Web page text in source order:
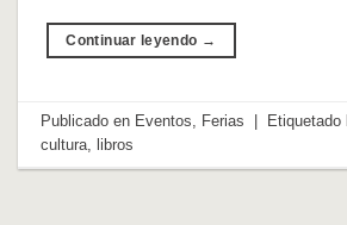
Continuar leyendo →
Publicado en Eventos, Ferias Etiquetado
cultura, libros